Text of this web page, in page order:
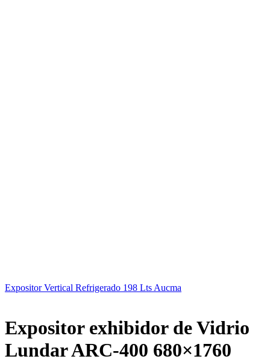
Expositor Vertical Refrigerado 198 Lts Aucma
Expositor exhibidor de Vidrio
Lundar ARC-400 680×1760